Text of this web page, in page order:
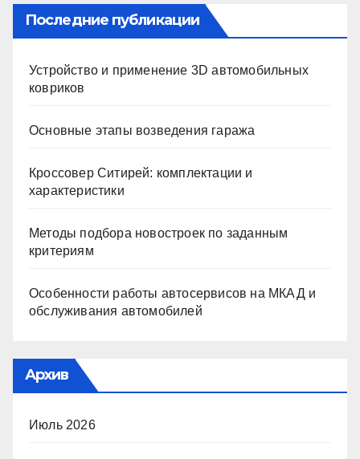
Последние публикации
Устройство и применение 3D автомобильных
ковриков
Основные этапы возведения гаража
Кроссовер Ситирей: комплектации и
характеристики
Методы подбора новостроек по заданным
критериям
Особенности работы автосервисов на МКАД и
обслуживания автомобилей
Архив
Июль 2026